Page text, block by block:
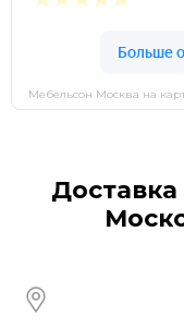
Зоны